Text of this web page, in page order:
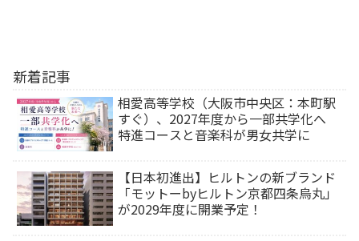
新着記事
相愛高等学校（大阪市中央区：本町駅
すぐ）、2027年度から一部共学化へ
特進コースと音楽科が男女共学に
【日本初進出】ヒルトンの新ブランド
「モットーbyヒルトン京都四条烏丸」
が2029年度に開業予定！